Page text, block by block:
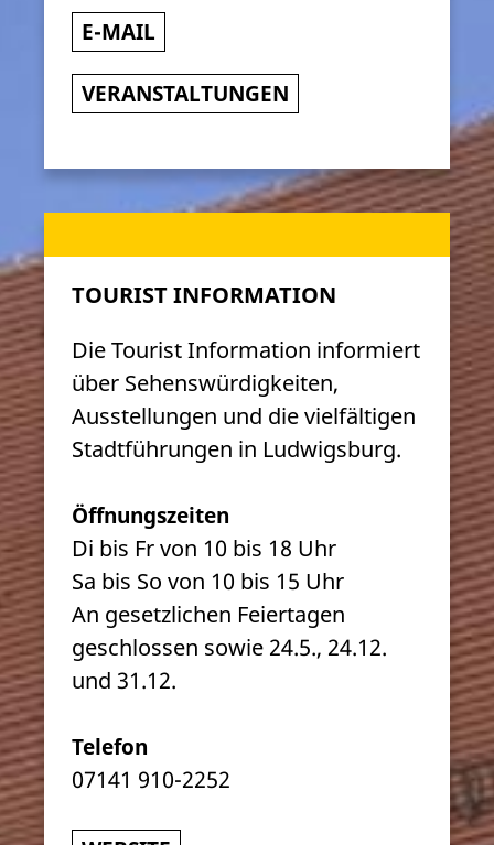
E-MAIL
VERANSTALTUNGEN
TOURIST INFORMATION
Die Tourist Information informiert
über Sehenswürdigkeiten,
Ausstellungen und die vielfältigen
Stadtführungen in Ludwigsburg.
Öffnungszeiten
Di bis Fr von 10 bis 18 Uhr
Sa bis So von 10 bis 15 Uhr
An gesetzlichen Feiertagen
geschlossen sowie 24.5., 24.12.
und 31.12.
Telefon
07141 910-2252